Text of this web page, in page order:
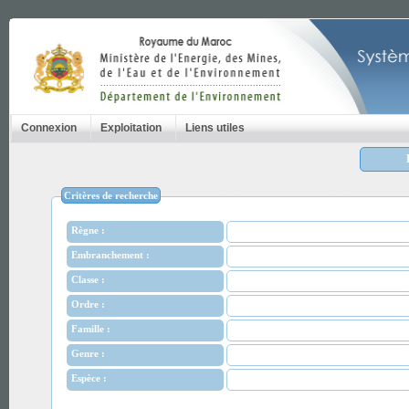
Connexion Exploitation Liens utiles
Critères de recherche
Règne :
Embranchement :
Classe :
Ordre :
Famille :
Genre :
Espèce :